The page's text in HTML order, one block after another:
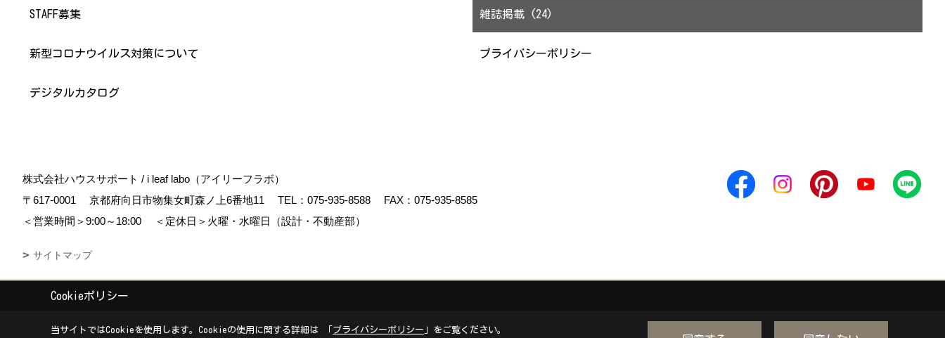
STAFF募集 雑誌掲載 (24)
新型コロナウイルス対策について プライバシーポリシー
デジタルカタログ
株式会社ハウスサポート / i leaf labo（アイリーフラボ）
〒617-0001
京都府向日市物集女町森ノ上6番地11 TEL： 075-935-8588
FAX：075-935-8585
＜営業時間＞9:00～18:00
＜定休日＞火曜・水曜日（設計・不動産部）
サイトマップ
Copyright (c) housesupport. All Rights Reserved.
Cookieポリシー
当サイトではCookieを使用します。 Cookieの使用に関する詳細は 「 プライバシーポリシー 」をご覧ください。